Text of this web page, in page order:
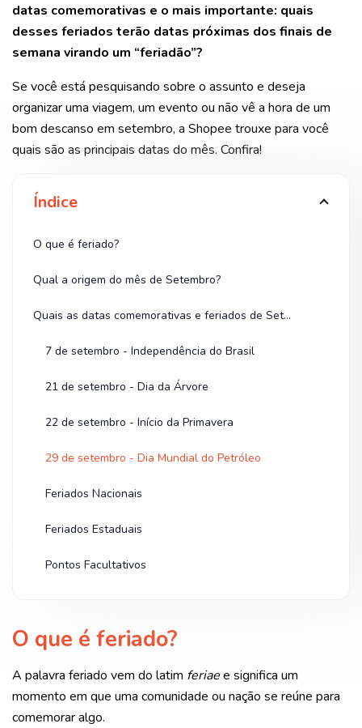
datas comemorativas e o mais importante: quais
desses feriados terão datas próximas dos finais de
semana virando um “feriadão”?
Se você está pesquisando sobre o assunto e deseja
organizar uma viagem, um evento ou não vê a hora de um
bom descanso em setembro, a Shopee trouxe para você
quais são as principais datas do mês. Confira!
Índice
O que é feriado?
Qual a origem do mês de Setembro?
Quais as datas comemorativas e feriados de Setembro?
7 de setembro - Independência do Brasil
21 de setembro - Dia da Árvore
22 de setembro - Início da Primavera
29 de setembro - Dia Mundial do Petróleo
Feriados Nacionais
Feriados Estaduais
Pontos Facultativos
O que é feriado?
A palavra feriado vem do latim feriaee significa um
momento em que uma comunidade ou nação se reúne para
comemorar algo.